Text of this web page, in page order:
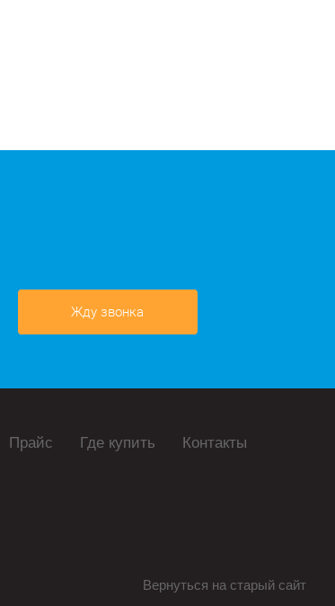
Жду звонка
Прайс Где купить Контакты
Вернуться на старый сайт